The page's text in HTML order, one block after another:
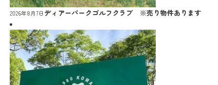
2026年8月7日 ディアーパークゴルフクラブ ※売り物件あります